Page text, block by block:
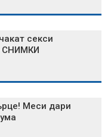
секси
СНИМКИ
Меси дари